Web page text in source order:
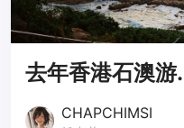
去年香港石澳
CHAPCHIMSI